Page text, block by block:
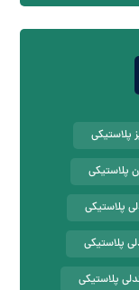
پلاستیکی
پلاستیکی
پلاستیکی
پلاستیکی
پلاستیکی